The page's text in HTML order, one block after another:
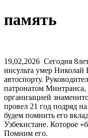
память
19,02,2026 Сегодня
инсульта умер
автоспорту.
патронатом
организацией
провел 21 год подряд
будем помнить его
Узбекистане. Которое
Помним его.